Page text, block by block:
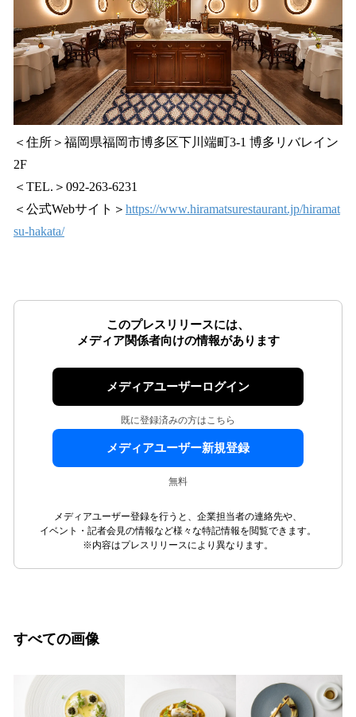
＜住所＞福岡県福岡市博多区下川端町3-1 博多リバレイン
2F
＜TEL.＞092-263-6231
＜公式Webサイト＞ https://www.hiramatsurestaurant.jp/hiramat
su-hakata/
このプレスリリースには、
メディア関係者向けの情報があります
メディアユーザーログイン
既に登録済みの方はこちら
メディアユーザー新規登録
無料
メディアユーザー登録を行うと、企業担当者の連絡先や、
イベント・記者会見の情報など様々な特記情報を閲覧できます。
※内容はプレスリリースにより異なります。
すべての画像